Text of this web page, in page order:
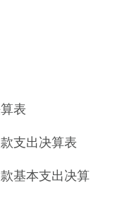
表
支出决算表
基本支出决算